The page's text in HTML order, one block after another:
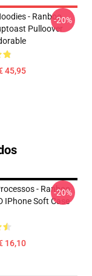
- Ranboo
Pulloover
45,95
-20%
- Ranboo
IPhone Soft Case
16,10
-20%